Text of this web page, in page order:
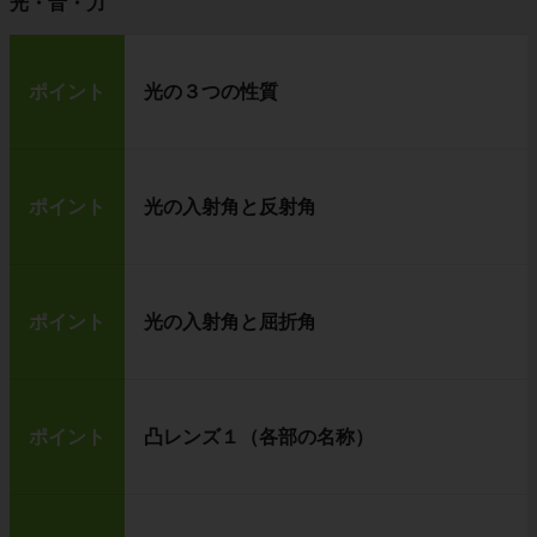
ポイント 光の３つの性質
ポイント 光の入射角と反射角
ポイント 光の入射角と屈折角
ポイント 凸レンズ１（各部の名称）